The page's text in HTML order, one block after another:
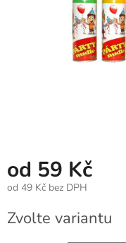
od 59 Kč
od 49 Kč bez DPH
cena:
Zvolte variantu